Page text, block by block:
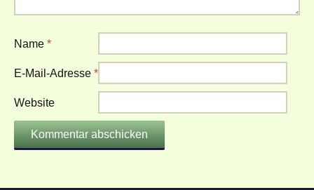
Name *
E-Mail-Adresse *
Website